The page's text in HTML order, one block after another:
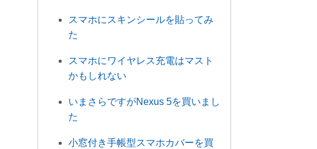
スマホにスキンシールを貼ってみ
た
スマホにワイヤレス充電はマスト
かもしれない
いまさらですがNexus 5を買いまし
た
小窓付き手帳型スマホカバーを買